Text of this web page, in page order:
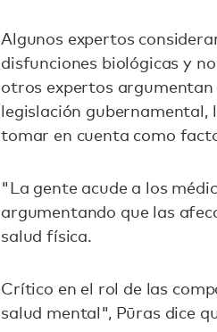
Algunos expertos
disfunciones biológicas y
otros expertos argumentan
legislación gubernamental,
tomar en cuenta como
"La gente acude a los
argumentando que las
salud física.
Crítico en el rol de las
salud mental", Pūras dice